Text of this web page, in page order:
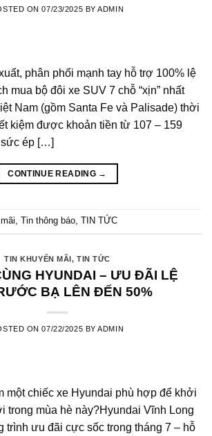
ON07/23/2025 BYADMIN
phân phối mạnh tay hỗ trợ 100% lệ
mua bộ đôi xe SUV 7 chỗ “xịn” nhất
Nam (gồm Santa Fe và Palisade) thời
kiệm được khoản tiền từ 107 – 159
ép […]
CONTINUE READING →
, Tin thông báo, TIN TỨC
TIN KHUYẾN MÃI,TIN TỨC
HYUNDAI – ƯU ĐÃI LỆ
BẠ LÊN ĐẾN 50%
ON07/22/2025 BYADMIN
một chiếc xe Hyundai phù hợp để khởi
trong mùa hè này?Hyundai Vĩnh Long
trình ưu đãi cực sốc trong tháng 7 – hỗ